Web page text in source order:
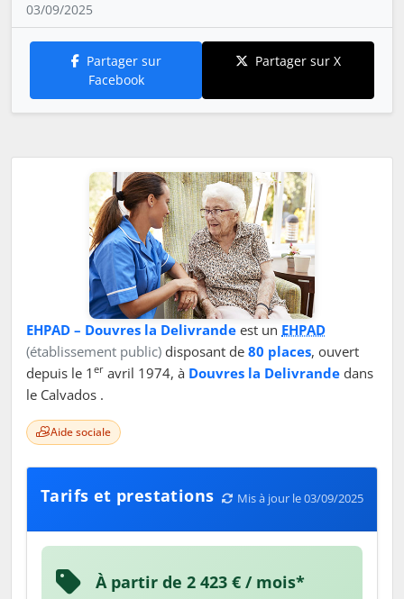
03/09/2025
Partager sur
Facebook
Partager sur X
EHPAD – Douvres la Delivrande est un EHPAD
(établissement public) disposant de 80 places, ouvert
depuis le 1 er avril 1974, à Douvres la Delivrande dans
le Calvados .
Aide sociale
Tarifs et prestations Mis à jour le 03/09/2025
À partir de 2 423 € / mois*